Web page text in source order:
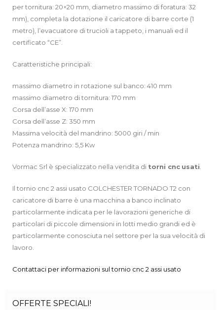
per tornitura: 20×20 mm, diametro massimo di foratura: 32
mm), completa la dotazione il caricatore di barre corte (1
metro), l’evacuatore di trucioli a tappeto, i manuali ed il
certificato “CE”.
Caratteristiche principali:
massimo diametro in rotazione sul banco: 410 mm
massimo diametro di tornitura: 170 mm
Corsa dell’asse X: 170 mm
Corsa dell’asse Z: 350 mm
Massima velocità del mandrino: 5000 giri / min
Potenza mandrino: 5,5 Kw
Vormac Srl è specializzato nella vendita di torni cnc usati
Il tornio cnc 2 assi usato COLCHESTER TORNADO T2 con
caricatore di barre è una macchina a banco inclinato
particolarmente indicata per le lavorazioni generiche di
particolari di piccole dimensioni in lotti medio grandi ed è
particolarmente conosciuta nel settore per la sua velocità di
lavoro.
Contattaci per informazioni sul tornio cnc 2 assi usato
OFFERTE SPECIALI!